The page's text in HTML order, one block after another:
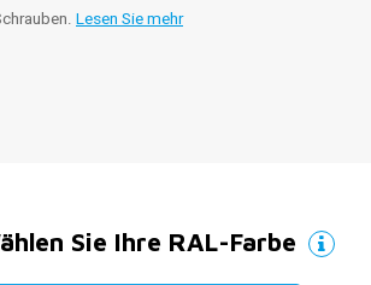
Lesen Sie mehr
Sie Ihre RAL-Farbe